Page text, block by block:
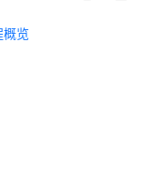
览